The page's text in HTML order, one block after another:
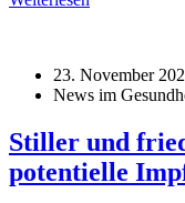
23. November
News im
Stiller und
potentielle